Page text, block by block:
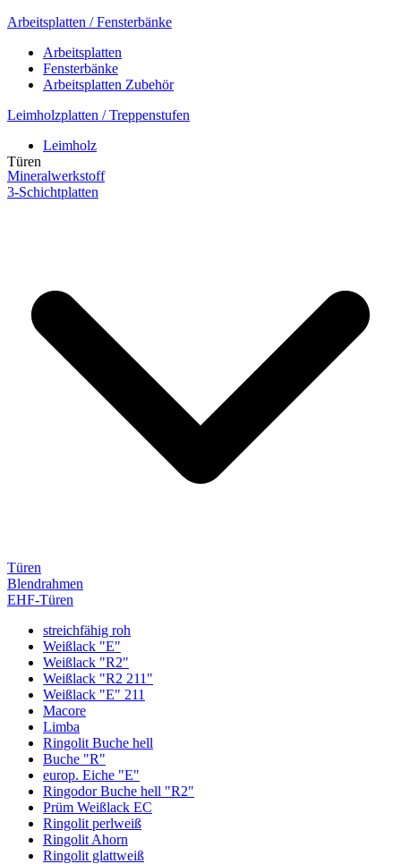
Arbeitsplatten / Fensterbänke
Arbeitsplatten
Fensterbänke
Arbeitsplatten Zubehör
Leimholzplatten / Treppenstufen
Leimholz
Mineralwerkstoff
3-Schichtplatten
Türen
Türen
Blendrahmen
EHF-Türen
streichfähig roh
Weißlack "E"
Weißlack "R2"
Weißlack "R2 211"
Weißlack "E" 211
Macore
Limba
Ringolit Buche hell
Buche "R"
europ. Eiche "E"
Ringodor Buche hell "R2"
Prüm Weißlack EC
Ringolit perlweiß
Ringolit Ahorn
Ringolit glattweiß